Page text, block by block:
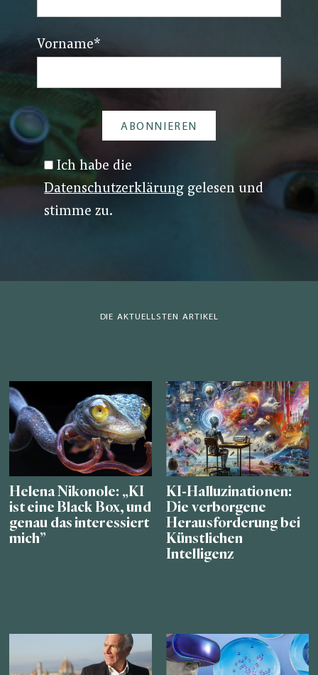
Vorname*
Ich habe die
Datenschutzerklärung gelesen und
stimme zu.
DIE AKTUELLSTEN ARTIKEL
Helena Nikonole: „KI
ist eine Black Box, und
genau das interessiert
mich”
KI-Halluzinationen:
Die verborgene
Herausforderung bei
Künstlichen
Intelligenz